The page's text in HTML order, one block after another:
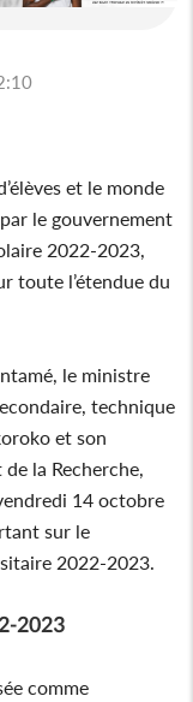
et le monde
le gouvernement
2022-2023,
toute l’étendue du
le ministre
technique
et son
la Recherche,
14 octobre
sur le
2022-2023.
2023
comme